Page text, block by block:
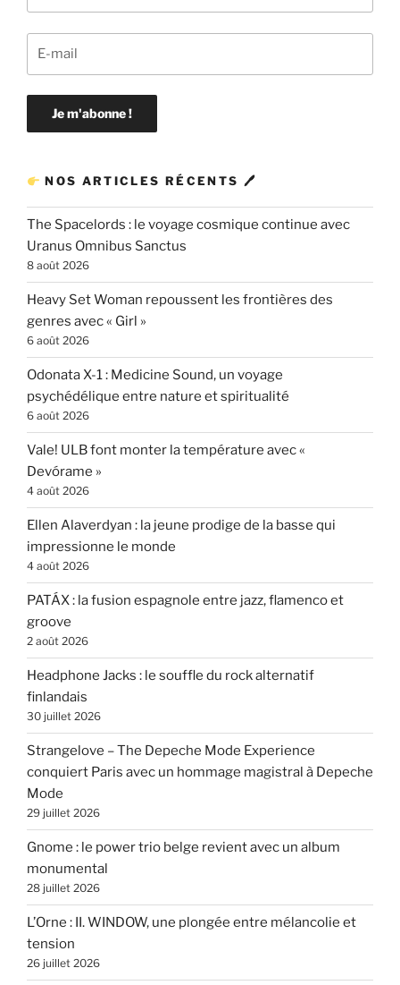
NOS ARTICLES RÉCENTS 🖊
The Spacelords : le voyage cosmique continue avec
Uranus Omnibus Sanctus
8 août 2026
Heavy Set Woman repoussent les frontières des
genres avec « Girl »
6 août 2026
Odonata X-1 : Medicine Sound, un voyage
psychédélique entre nature et spiritualité
6 août 2026
Vale! ULB font monter la température avec «
Devórame »
4 août 2026
Ellen Alaverdyan : la jeune prodige de la basse qui
impressionne le monde
4 août 2026
PATÁX : la fusion espagnole entre jazz, flamenco et
groove
2 août 2026
Headphone Jacks : le souffle du rock alternatif
finlandais
30 juillet 2026
Strangelove – The Depeche Mode Experience
conquiert Paris avec un hommage magistral à Depeche
Mode
29 juillet 2026
Gnome : le power trio belge revient avec un album
monumental
28 juillet 2026
L’Orne : II. WINDOW, une plongée entre mélancolie et
tension
26 juillet 2026